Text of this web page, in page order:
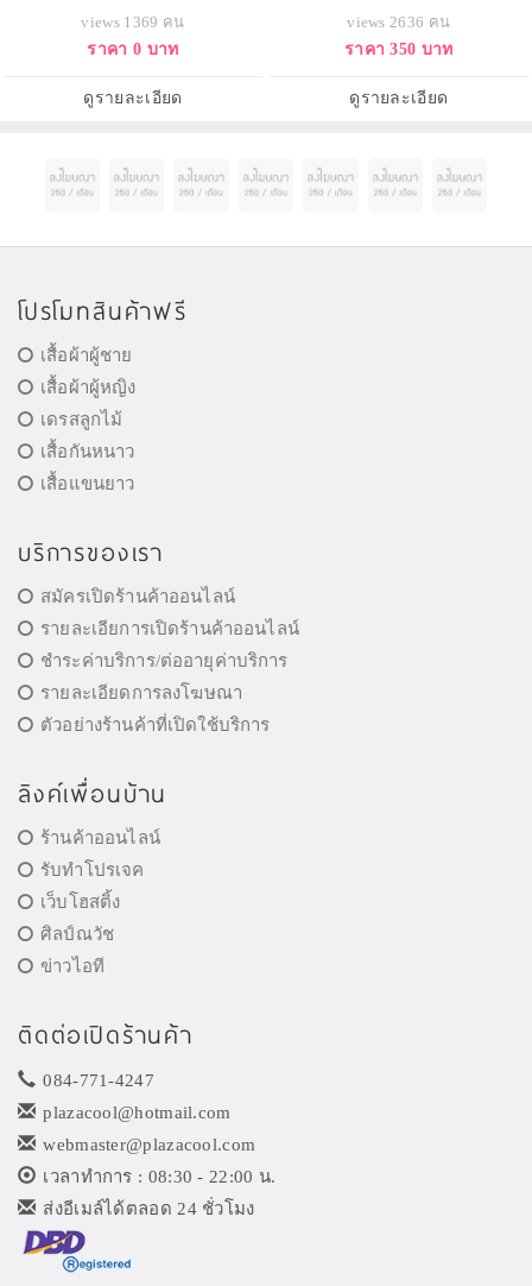
views 1369 คน
ราคา 0 บาท
ดูรายละเอียด
views 2636 คน
ราคา 350 บาท
ดูรายละเอียด
โปรโมทสินค้าฟรี
เสื้อผ้าผู้ชาย
เสื้อผ้าผู้หญิง
เดรสลูกไม้
เสื้อกันหนาว
เสื้อแขนยาว
บริการของเรา
สมัครเปิดร้านค้าออนไลน์
รายละเอียการเปิดร้านค้าออนไลน์
ชำระค่าบริการ/ต่ออายุค่าบริการ
รายละเอียดการลงโฆษณา
ตัวอย่างร้านค้าที่เปิดใช้บริการ
ลิงค์เพื่อนบ้าน
ร้านค้าออนไลน์
รับทำโปรเจค
เว็บโฮสติ้ง
ศิลป์ณวัช
ข่าวไอที
ติดต่อเปิดร้านค้า
084-771-4247
plazacool@hotmail.com
webmaster@plazacool.com
เวลาทำการ : 08:30 - 22:00 น.
ส่งอีเมล์ได้ตลอด 24 ชั่วโมง